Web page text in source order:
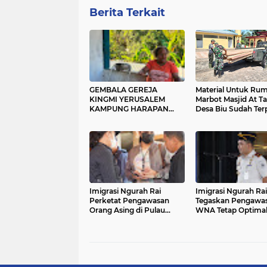
Berita Terkait
GEMBALA GEREJA
KINGMI YERUSALEM
KAMPUNG HARAPAN
TIDAK MUDAH
TERPROVOKASI
Material Untuk
Marbot Masjid At
Desa Biu Sudah
Imigrasi Ngurah Rai
Perketat Pengawasan
Orang Asing di Pulau
Imigrasi Ngurah Rai
Tegaskan
WNA Tetap